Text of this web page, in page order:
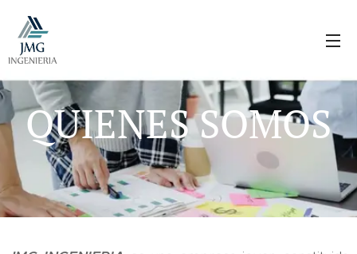
QUIENES SOMOS